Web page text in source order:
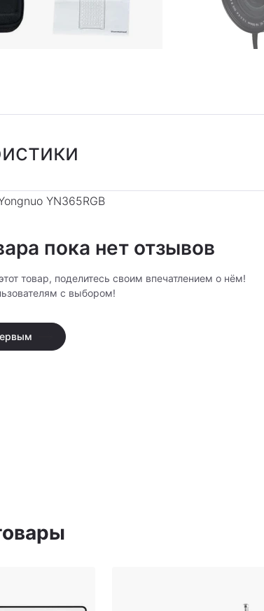
Да
YN365RGB
пока нет отзывов
товар, поделитесь своим впечатлением о нём!
с выбором!